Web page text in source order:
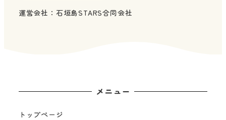
運営会社：石垣島STARS合同会社
メニュー
トップページ